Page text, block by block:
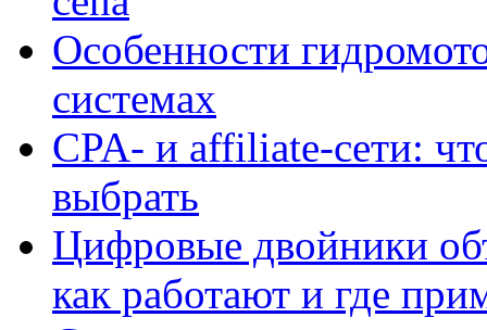
Особенности
системах
CPA- и affiliate-сети:
выбрать
Цифровые двойники
как работают и где